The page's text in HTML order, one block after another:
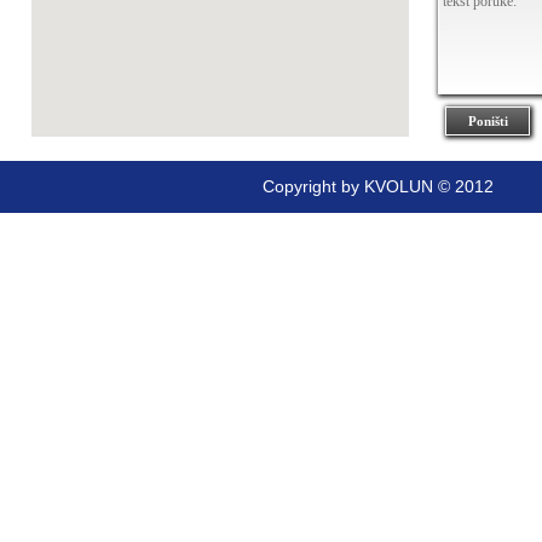
Copyright by KVOLUN © 2012
Poništi